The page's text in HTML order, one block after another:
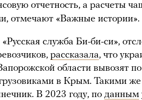
отчетность, а расчеты
отмечают «Важные истории».
служба Би-би-си»,
рассказала, что
области вывозят
в Крым. Такими же
В 2023 году, по данным